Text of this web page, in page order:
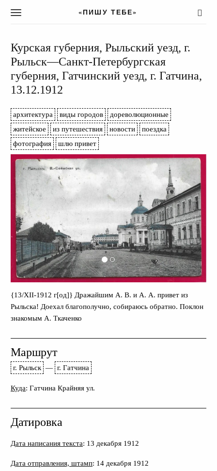
T
g
l
e
n
a
v
g
a
t
i
o
n
«ПИШУ ТЕБЕ»
Курская губерния, Рыльский уезд, г.
Рыльск—Санкт-Петербургская
губерния, Гатчинский уезд, г. Гатчина,
13.12.1912
архитектура виды городов
дореволюционные
житейское
из путешествия новости
поездка
фотография
шлю привет
{13/XII-1912 г[од]} Дражайшим А. В. и А. А. привет из
Рыльска! Доехал благополучно, собираюсь обратно. Поклон
знакомым А. Ткаченко
Маршрут
г. Рыльск — г. Гатчина
Куда: Гатчина Крайняя ул.
Датировка
Дата написания текста: 13 декабря 1912
Дата отправления, штамп: 14 декабря 1912